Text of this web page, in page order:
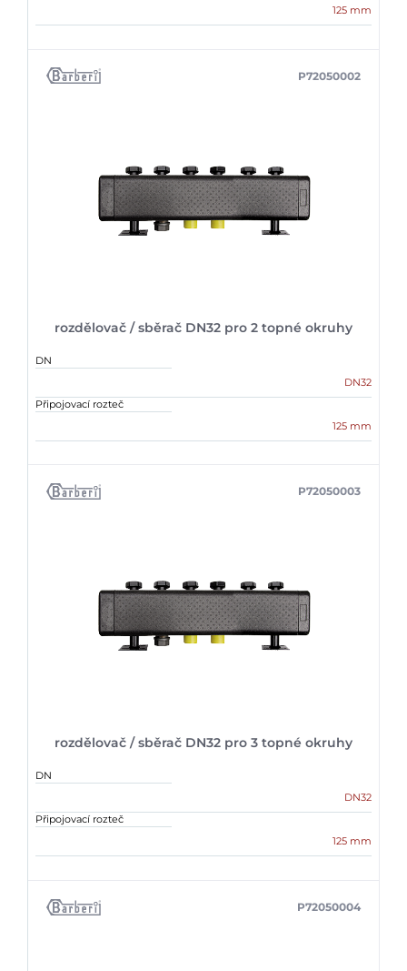
125 mm
rozdělovač / sběrač DN32 pro 2 topné okruhy
P72050002
DN
DN32
Připojovací rozteč
125 mm
rozdělovač / sběrač DN32 pro 3 topné okruhy
P72050003
DN
DN32
Připojovací rozteč
125 mm
P72050004